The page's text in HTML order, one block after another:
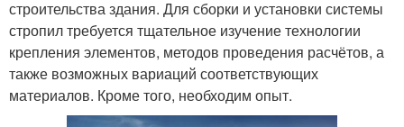
строительства здания. Для сборки и установки системы
стропил требуется тщательное изучение технологии
крепления элементов, методов проведения расчётов, а
также возможных вариаций соответствующих
материалов. Кроме того, необходим опыт.